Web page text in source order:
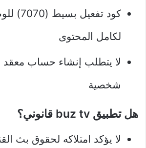
كود
لكامل المحتوى
لا يتطلب إنشاء حساب معقد
شخصية
هل تطبيق buz tv قانوني؟
لا يؤكد امتلاكه لحقوق بث